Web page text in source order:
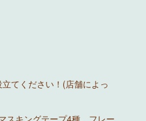
てください！(店舗によっ
スキングテープ4種、フレー